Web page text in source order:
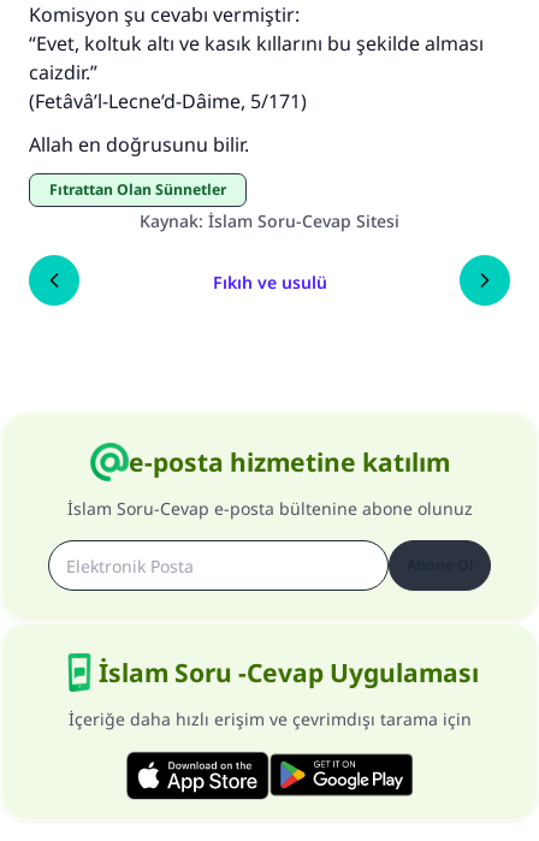
Komisyon şu cevabı vermiştir:
“Evet, koltuk altı ve kasık kıllarını bu şekilde alması
caizdir.”
(Fetâvâ’l-Lecne’d-Dâime, 5/171)
Allah en doğrusunu bilir.
Fıtrattan Olan Sünnetler
Kaynak: İslam Soru-Cevap Sitesi
Fıkıh ve usulü
e-posta hizmetine katılım
İslam Soru-Cevap e-posta bültenine abone olunuz
İslam Soru -Cevap Uygulaması
İçeriğe daha hızlı erişim ve çevrimdışı tarama için